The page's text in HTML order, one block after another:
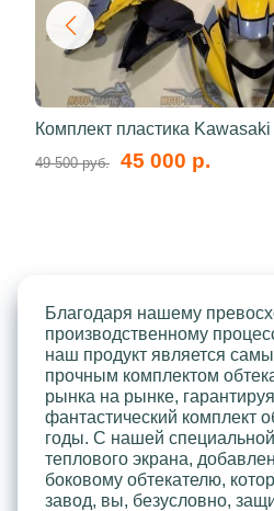
Комплект пластика
49 500 руб. 45 000 р.
Благодаря нашему
производственному
наш продукт является
прочным комплектом
рынка на рынке,
фантастический комплект
годы. С нашей
теплового экрана,
боковому обтекателю,
завод, вы, безусловно,